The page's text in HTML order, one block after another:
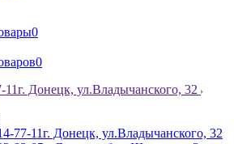
0
0
11г. Донецк, ул.Владычанского, 32
77-11г. Донецк, ул.Владычанского, 32